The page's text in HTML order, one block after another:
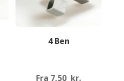
4 Ben
Fra 7,50 kr.